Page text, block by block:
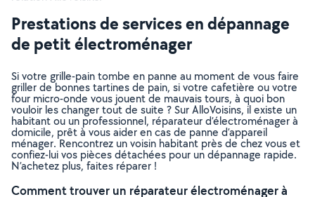
Prestations de services en dépannage
de petit électroménager
Si votre grille-pain tombe en panne au moment de vous faire
griller de bonnes tartines de pain, si votre cafetière ou votre
four micro-onde vous jouent de mauvais tours, à quoi bon
vouloir les changer tout de suite ? Sur AlloVoisins, il existe un
habitant ou un professionnel, réparateur d’électroménager à
domicile, prêt à vous aider en cas de panne d’appareil
ménager. Rencontrez un voisin habitant près de chez vous et
confiez-lui vos pièces détachées pour un dépannage rapide.
N’achetez plus, faites réparer !
Comment trouver un réparateur électroménager à